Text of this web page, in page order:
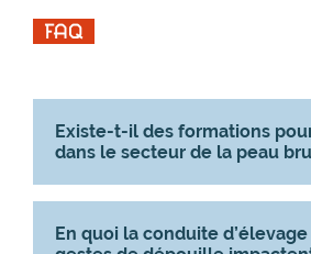
FAQ
Existe-t-il des formations
dans le secteur de la peau
En quoi la conduite